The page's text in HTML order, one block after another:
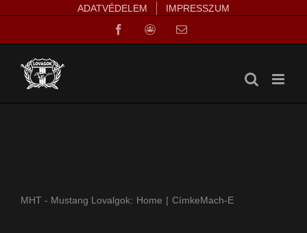
ADATVÉDELEM
IMPRESSZUM
FacebookFacebookEmail:
MHT - Mustang Lovalgok: Home CímkeMach-E